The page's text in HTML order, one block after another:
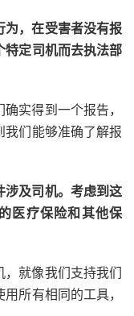
为，在受害者没有报
特定司机而去执法部
实得到一个报告，
我们能够准确了解报
涉及司机。考虑到这
医疗保险和其他保
就像我们支持我们
所有相同的工具，